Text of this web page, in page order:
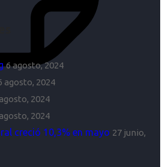
6 agosto, 2024
agosto, 2024
2024
2024
creció 10,3% en mayo 27 junio,